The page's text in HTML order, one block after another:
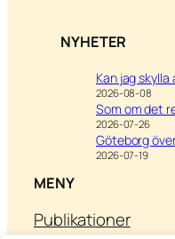
NYHETER
Kan jag
2026-08-08
Som om det
2026-07-26
Göteborg
2026-07-19
MENY
Publikationer